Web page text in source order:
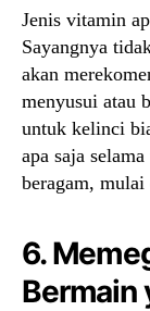
Jenis vitamin
Sayangnya
akan
menyusui atau
untuk kelinci
apa saja
beragam,
6.
Bermain